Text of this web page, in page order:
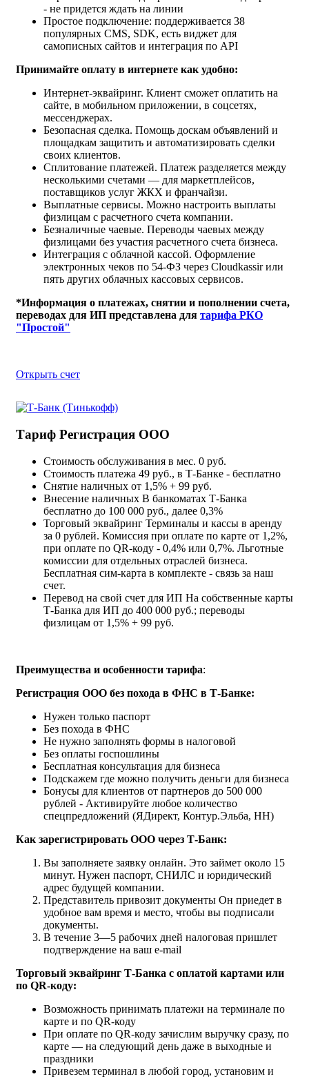
- не придется ждать на линии
Простое подключение: поддерживается 38
популярных CMS, SDK, есть виджет для
самописных сайтов и интеграция по API
Принимайте оплату в интернете как удобно:
Интернет-эквайринг. Клиент сможет оплатить на
сайте, в мобильном приложении, в соцсетях,
мессенджерах.
Безопасная сделка. Помощь доскам объявлений и
площадкам защитить и автоматизировать сделки
своих клиентов.
Сплитование платежей. Платеж разделяется между
несколькими счетами — для маркетплейсов,
поставщиков услуг ЖКХ и франчайзи.
Выплатные сервисы. Можно настроить выплаты
физлицам c расчетного счета компании.
Безналичные чаевые. Переводы чаевых между
физлицами без участия расчетного счета бизнеса.
Интеграция с облачной кассой. Оформление
электронных чеков по 54-ФЗ через Cloudkassir или
пять других облачных кассовых сервисов.
*Информация о платежах, снятии и пополнении счета,
переводах для ИП представлена для тарифа РКО
"Простой"
Открыть счет
Тариф Регистрация ООО
Стоимость обслуживания в мес. 0 руб.
Стоимость платежа 49 руб., в Т‑Банке - бесплатно
Снятие наличных от 1,5% + 99 руб.
Внесение наличных В банкоматах Т‑Банка
бесплатно до 100 000 руб., далее 0,3%
Торговый эквайринг Терминалы и кассы в аренду
за 0 рублей. Комиссия при оплате по карте от 1,2%,
при оплате по QR-коду - 0,4% или 0,7%. Льготные
комиссии для отдельных отраслей бизнеса.
Бесплатная сим-карта в комплекте - связь за наш
счет.
Перевод на свой счет для ИП На собственные карты
Т‑Банка для ИП до 400 000 руб.; переводы
физлицам от 1,5% + 99 руб.
Преимущества и особенности тарифа:
Регистрация ООО без похода в ФНС в Т-Банке:
Нужен только паспорт
Без похода в ФНС
Не нужно заполнять формы в налоговой
Без оплаты госпошлины
Бесплатная консультация для бизнеса
Подскажем где можно получить деньги для бизнеса
Бонусы для клиентов от партнеров до 500 000
рублей - Активируйте любое количество
спецпредложений (ЯДирект, Контур.Эльба, HH)
Как зарегистрировать ООО через Т-Банк:
Вы заполняете заявку онлайн. Это займет около 15
минут. Нужен паспорт, СНИЛС и юридический
адрес будущей компании.
Представитель привозит документы Он приедет в
удобное вам время и место, чтобы вы подписали
документы.
В течение 3—5 рабочих дней налоговая пришлет
подтверждение на ваш e-mail
Торговый эквайринг Т-Банка с оплатой картами или
по QR-коду:
Возможность принимать платежи на терминале по
карте и по QR-коду
При оплате по QR-коду зачислим выручку сразу, по
карте — на следующий день даже в выходные и
праздники
Привезем терминал в любой город, установим и